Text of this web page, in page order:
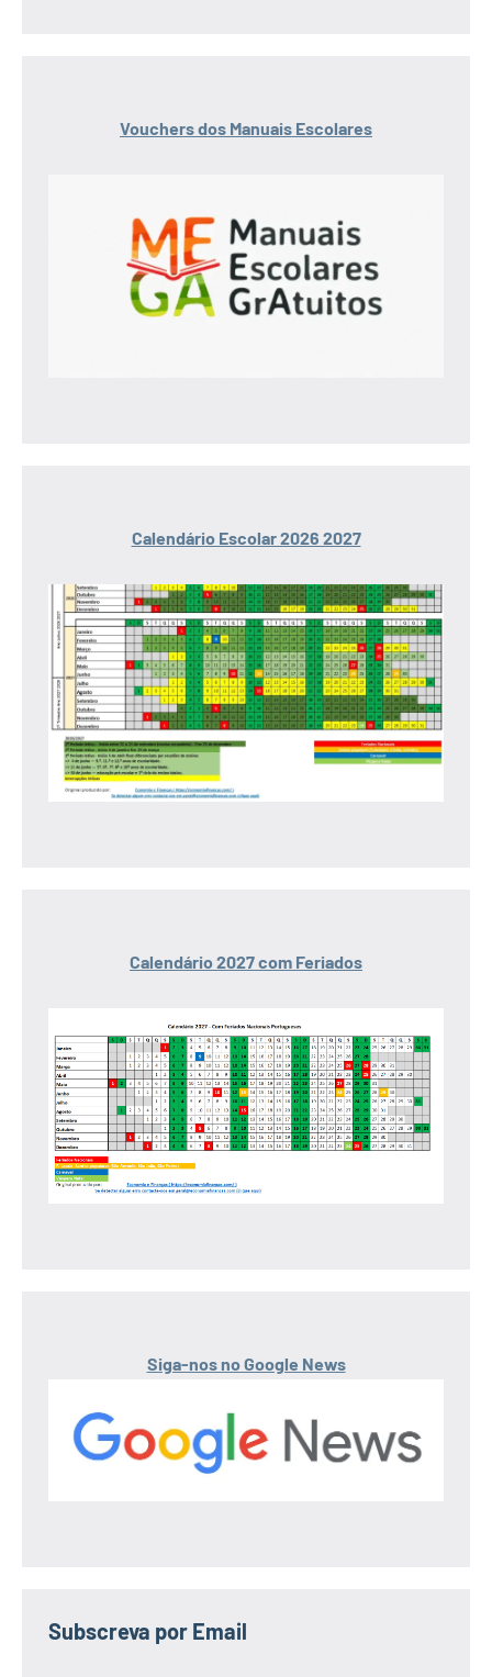
Vouchers dos Manuais Escolares
Calendário Escolar 2026 2027
Calendário 2027 com Feriados
Siga-nos no Google News
Subscreva por Email